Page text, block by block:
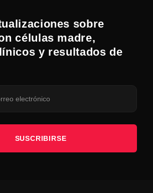
sobre
células madre,
y resultados de
SUSCRIBIRSE